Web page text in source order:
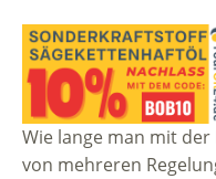
Wie lange man mit
von mehreren